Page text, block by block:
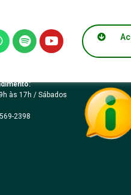
Melo
às 17h / Sábados
2398